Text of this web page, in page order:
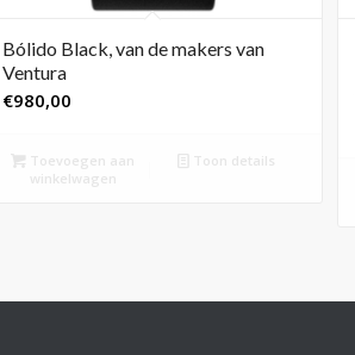
Bólido Black, van de makers van
Ventura
€980,00
Toevoegen aan
winkelwagen
Toon details